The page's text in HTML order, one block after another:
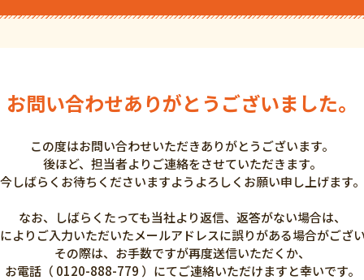
お問い合わせありがとうございました。
この度はお問い合わせいただきありがとうございます。
後ほど、担当者よりご連絡をさせていただきます。
今しばらくお待ちくださいますようよろしくお願い申し上げます。
なお、しばらくたっても当社より返信、返答がない場合は、
よりご入力いただいたメールアドレスに誤りがある場合がござい
その際は、お手数ですが再度送信いただくか、
お電話（ 0120-888-779 ）にてご連絡いただけますと幸いです。